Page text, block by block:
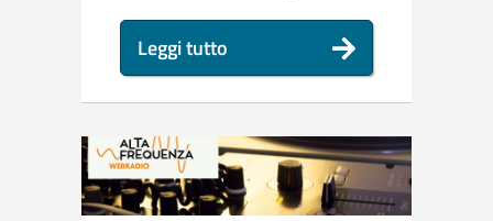
Leggi tutto